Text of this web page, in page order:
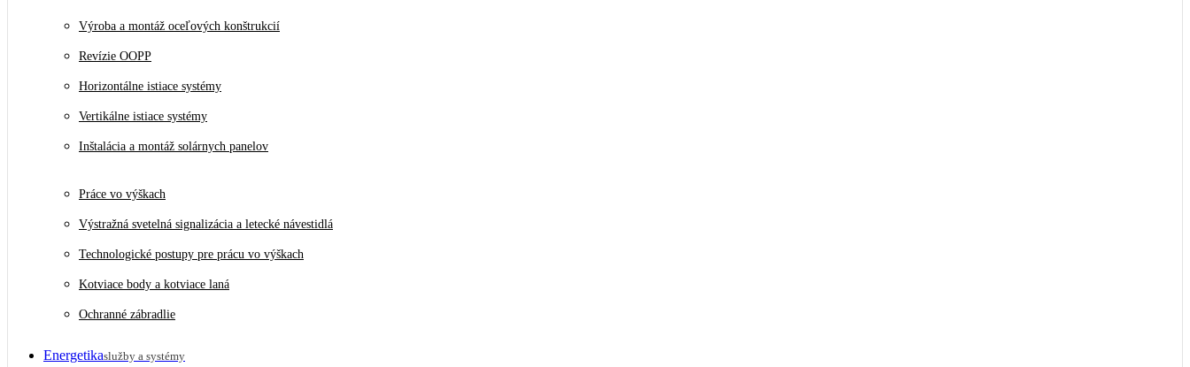
Výroba a montáž oceľových konštrukcií
Revízie OOPP
Horizontálne istiace systémy
Vertikálne istiace systémy
Inštalácia a montáž solárnych panelov
Práce vo výškach
Výstražná svetelná signalizácia a letecké návestidlá
Technologické postupy pre prácu vo výškach
Kotviace body a kotviace laná
Ochranné zábradlie
Energetikaslužby a systémy